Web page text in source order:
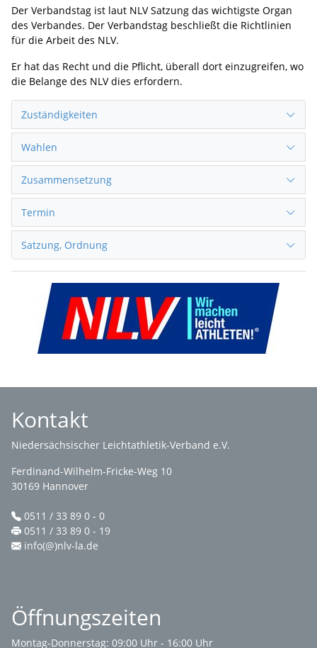
Der Verbandstag ist laut NLV Satzung das wichtigste Organ
des Verbandes. Der Verbandstag beschließt die Richtlinien
für die Arbeit des NLV.
Er hat das Recht und die Pflicht, überall dort einzugreifen, wo
die Belange des NLV dies erfordern.
Zuständigkeiten
Wahlen
Zusammensetzung
Termin
Satzung, Ordnung
Kontakt
Niedersächsischer Leichtathletik-Verband e.V.
Ferdinand-Wilhelm-Fricke-Weg 10
30169 Hannover
0511 / 33 89 0 - 0
0511 / 33 89 0 - 19
info(@)nlv-la.de
Öffnungszeiten
Montag-Donnerstag: 09:00 Uhr - 16:00 Uhr